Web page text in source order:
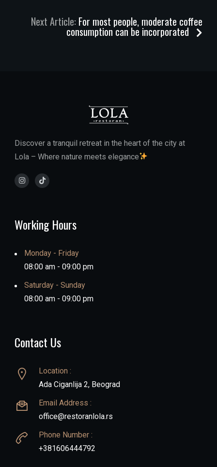
Next Article: For most people, moderate coffee
consumption can be incorporated
Discover a tranquil retreat in the heart of the city at
Lola – Where nature meets elegance
Working Hours
Monday - Friday
08:00 am - 09:00 pm
Saturday - Sunday
08:00 am - 09:00 pm
Contact Us
Location :
Ada Ciganlija 2, Beograd
Email Address :
office@restoranlola.rs
Phone Number :
+381606444792